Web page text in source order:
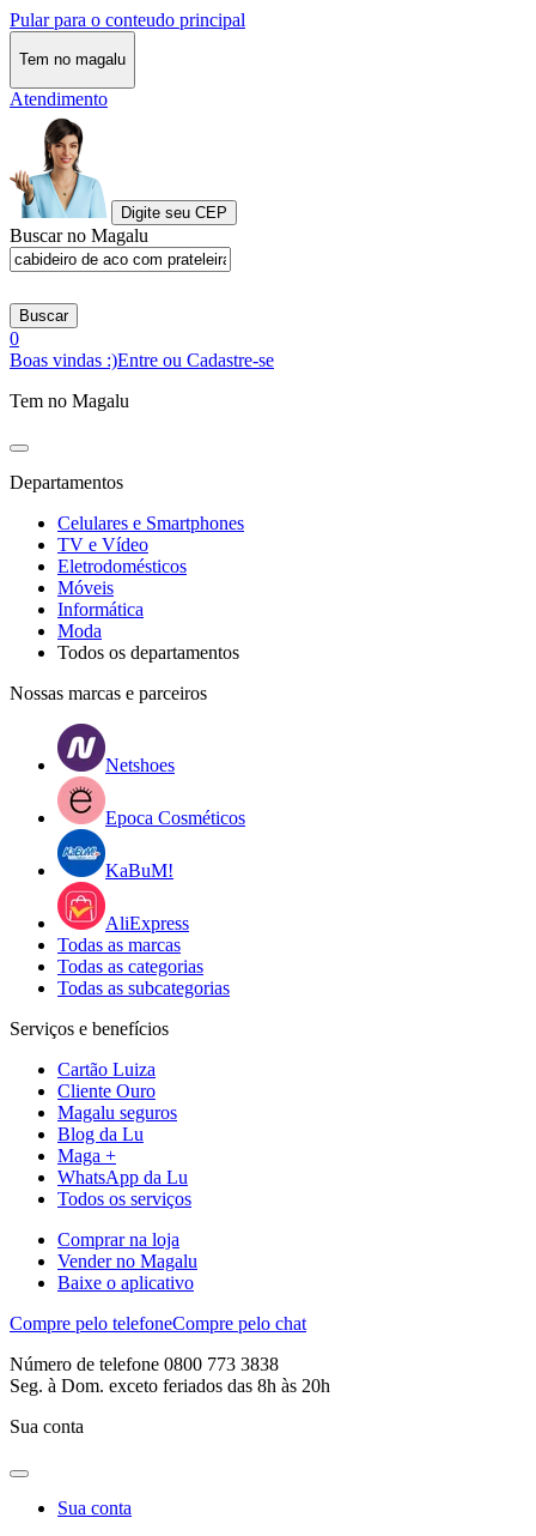
Pular para o conteudo principal
Tem no magalu
Atendimento
Digite seu CEP
Buscar no Magalu
Buscar
0
Boas vindas :)Entre ou Cadastre-se
Tem no Magalu
Departamentos
Celulares e Smartphones
TV e Vídeo
Eletrodomésticos
Móveis
Informática
Moda
Todos os departamentos
Nossas marcas e parceiros
Netshoes
Epoca Cosméticos
KaBuM!
AliExpress
Todas as marcas
Todas as categorias
Todas as subcategorias
Serviços e benefícios
Cartão Luiza
Cliente Ouro
Magalu seguros
Blog da Lu
Maga +
WhatsApp da Lu
Todos os serviços
Comprar na loja
Vender no Magalu
Baixe o aplicativo
Compre pelo telefoneCompre pelo chat
Número de telefone 0800 773 3838
Seg. à Dom. exceto feriados das 8h às 20h
Sua conta
Sua conta